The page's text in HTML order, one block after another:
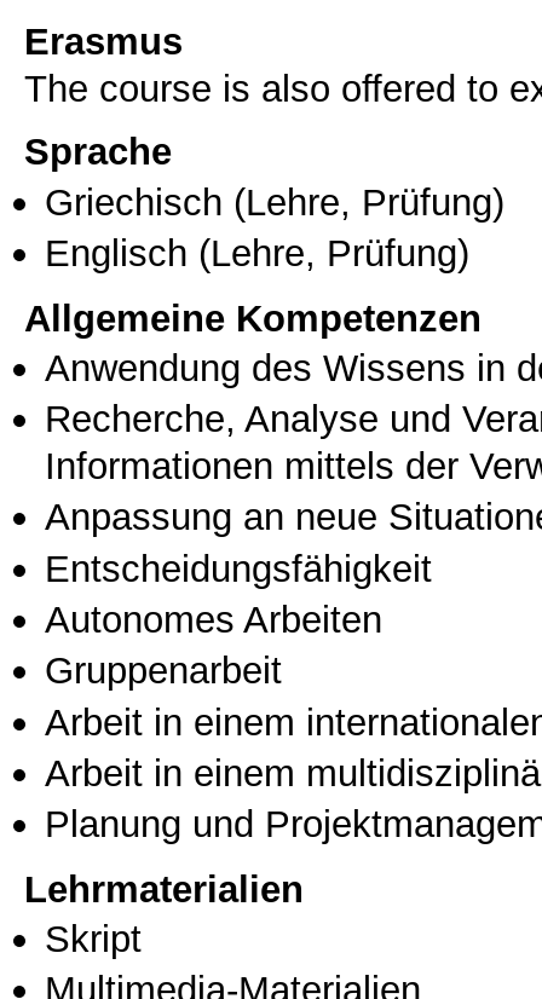
Erasmus
The course is also offered to
Sprache
Griechisch (Lehre, Prüfung)
Englisch (Lehre, Prüfung)
Allgemeine Kompetenzen
Anwendung des Wissens in
Recherche, Analyse und
Informationen mittels der
Anpassung an neue
Entscheidungsfähigkeit
Autonomes Arbeiten
Gruppenarbeit
Arbeit in einem
Arbeit in einem
Planung und
Lehrmaterialien
Skript
Multimedia-Materialien